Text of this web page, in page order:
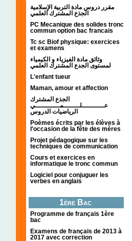
مقرر دروس مادة التربية الإسلامية
الجذع المشترك العلمي
PC Mecanique des solides tronc
commun option bac francais
Tc sc Biof physique: exercices
et examens
وثائق مادة الفيزياء و الكيمياء
L'enfant tueur
Maman, amour et affection
الجذع المشترك
عـــــــــــلــــــــمــــــــــــي
الرياضيات الدروس
Poèmes écrits par les élèves à
l'occasion de la fête des mères
Projet pédagogique sur les
techniques de communication
Cours et exercices en
informatique le tronc commun
Logiciel pour conjuguer les
verbes en anglais
1ère Bac
Programme de français 1ère
bac
Examens de français de 2013 à
2017 avec correction